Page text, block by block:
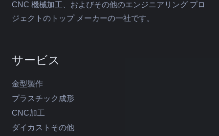
CNC 機械加工、およびその他のエンジニアリング プロ
ジェクトのトップ メーカーの一社です。
サービス
金型製作
プラスチック成形
CNC加工
ダイカストその他